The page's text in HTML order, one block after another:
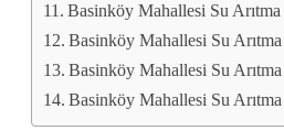
Basinköy Mahallesi Su Arıtma
Basinköy Mahallesi Su Arıtma
Basinköy Mahallesi Su
Basinköy Mahallesi Su